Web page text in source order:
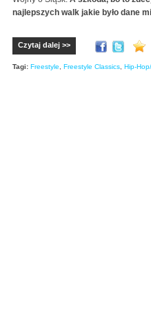
najlepszych walk jakie było dane
Czytaj dalej >>
Tagi: Freestyle Freestyle Classics Hip-